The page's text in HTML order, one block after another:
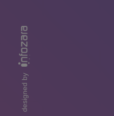
designed by